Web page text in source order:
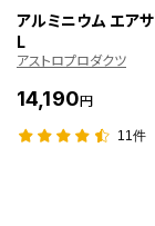
アルミニウム エア
L
アストロプロダクツ
14,190円
11件